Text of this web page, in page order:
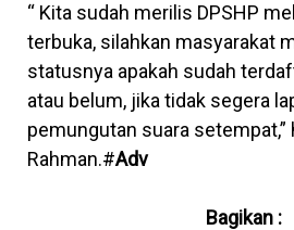
“ Kita sudah merilis DPSHP
terbuka, silahkan masyarakat
statusnya apakah sudah
atau belum, jika tidak segera
pemungutan suara setempat,”
Rahman.#Adv
Bagikan :